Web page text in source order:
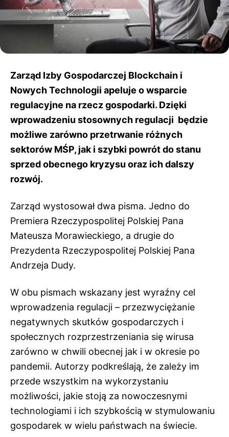
Zarząd Izby Gospodarczej Blockchain i
Nowych Technologii apeluje o wsparcie
regulacyjne na rzecz gospodarki. Dzięki
wprowadzeniu stosownych regulacji będzie
możliwe zarówno przetrwanie różnych
sektorów MŚP, jak i szybki powrót do stanu
sprzed obecnego kryzysu oraz ich dalszy
rozwój.
Zarząd wystosował dwa pisma. Jedno do
Premiera Rzeczypospolitej Polskiej Pana
Mateusza Morawieckiego, a drugie do
Prezydenta Rzeczypospolitej Polskiej Pana
Andrzeja Dudy.
W obu pismach wskazany jest wyraźny cel
wprowadzenia regulacji – przezwyciężanie
negatywnych skutków gospodarczych i
społecznych rozprzestrzeniania się wirusa
zarówno w chwili obecnej jak i w okresie po
pandemii. Autorzy podkreślają, że zależy im
przede wszystkim na wykorzystaniu
możliwości, jakie stoją za nowoczesnymi
technologiami i ich szybkością w stymulowaniu
gospodarek w wielu państwach na świecie.